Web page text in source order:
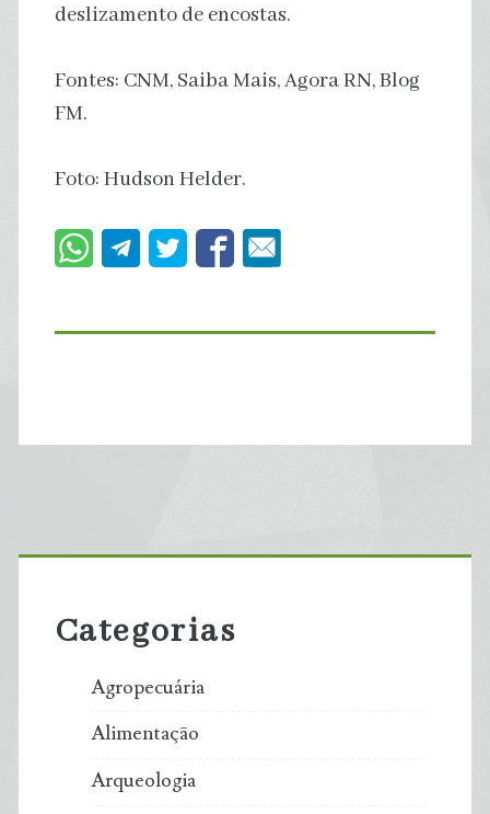
deslizamento de encostas.
Fontes: CNM, Saiba Mais, Agora RN, Blog
FM.
Foto: Hudson Helder.
Primary
Sidebar
Categorias
Agropecuária
Alimentação
Arqueologia